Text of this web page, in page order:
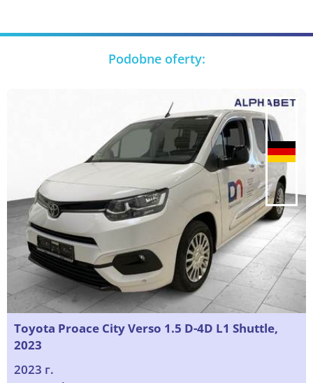
Podobne oferty:
Toyota Proace City Verso 1.5 D-4D L1 Shuttle,
2023
2023 г.